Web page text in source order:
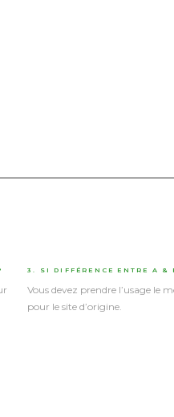
3. SI DIFFÉRENCE ENTRE A &
Vous devez prendre l’usage le
pour le site d’origine.